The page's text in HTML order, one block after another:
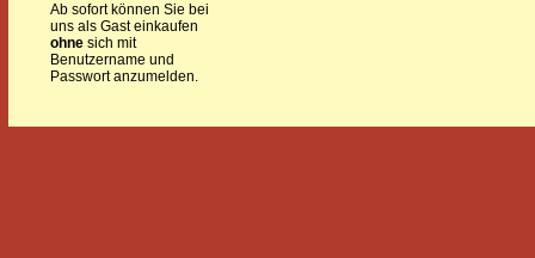
Ab sofort können Sie bei
uns als Gast einkaufen
ohne sich mit
Benutzername und
Passwort anzumelden.